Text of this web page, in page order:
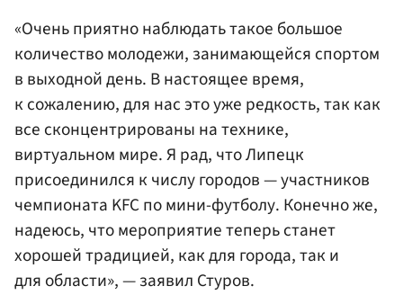
«Очень приятно наблюдать такое большое
количество молодежи, занимающейся спортом
в выходной день. В настоящее время,
к сожалению, для нас это уже редкость, так как
все сконцентрированы на технике,
виртуальном мире. Я рад, что Липецк
присоединился к числу городов — участников
чемпионата KFC по мини-футболу. Конечно же,
надеюсь, что мероприятие теперь станет
хорошей традицией, как для города, так и
для области», — заявил Стуров.